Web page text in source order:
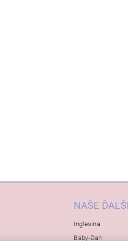
NAŠE
Inglesina
Baby-Dan